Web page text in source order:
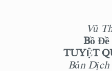
Vũ
Bồ
TUYỆT
Bản Dịch